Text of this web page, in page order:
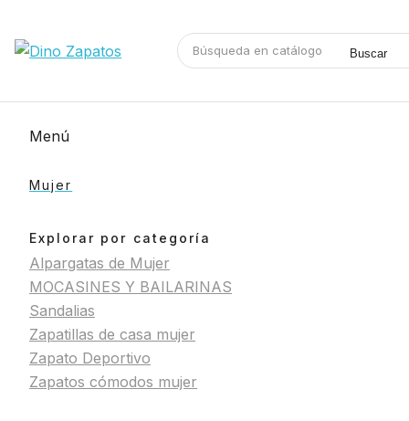
Buscar
Menú
Mujer
Explorar por categoría
Alpargatas de Mujer
MOCASINES Y BAILARINAS
Sandalias
Zapatillas de casa mujer
Zapato Deportivo
Zapatos cómodos mujer